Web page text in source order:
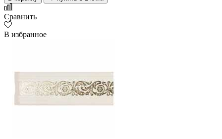
Сравнить
В избранное